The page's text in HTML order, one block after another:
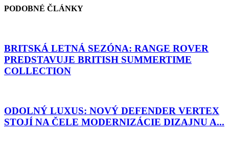
PODOBNÉ ČLÁNKY
BRITSKÁ LETNÁ SEZÓNA: RANGE ROVER
PREDSTAVUJE BRITISH SUMMERTIME
COLLECTION
ODOLNÝ LUXUS: NOVÝ DEFENDER VERTEX
STOJÍ NA ČELE MODERNIZÁCIE DIZAJNU A...